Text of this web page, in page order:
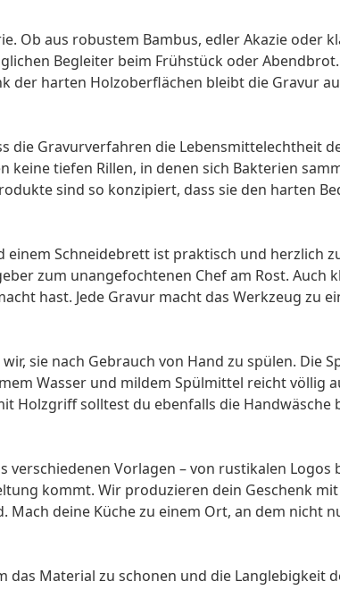
Ob aus robustem Bambus, edler Akazie oder
Begleiter beim Frühstück oder
harten Holzoberflächen bleibt die Gravur
die Gravurverfahren die Lebensmittelechtheit
tiefen Rillen, in denen sich Bakterien
sind so konzipiert, dass sie den harten
einem Schneidebrett ist praktisch und herzlich
zum unangefochtenen Chef am Rost. Auch
hast. Jede Gravur macht das Werkzeug zu
sie nach Gebrauch von Hand zu spülen. Die
Wasser und mildem Spülmittel reicht völlig
Holzgriff solltest du ebenfalls die
Vorlagen – von rustikalen
kommt. Wir produzieren dein Geschenk
deine Küche zu einem Ort, an dem
Material zu schonen und die Langlebigkeit